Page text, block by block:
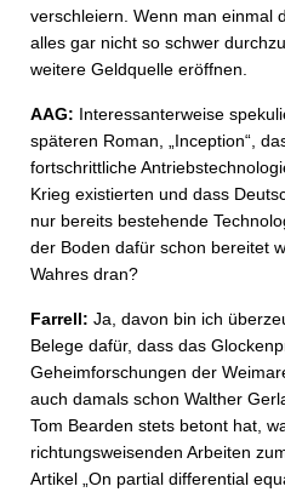
verschleiern. Wenn man einmal
alles gar nicht so schwer
weitere Geldquelle eröffnen.
AAG: Interessanterweise
späteren Roman, „Inception“,
fortschrittliche
Krieg existierten und dass
nur bereits bestehende
der Boden dafür schon bereitet
Wahres dran?
Farrell: Ja, davon bin ich
Belege dafür, dass das
Geheimforschungen der
auch damals schon Walther
Tom Bearden stets betont hat,
richtungsweisenden Arbeiten
Artikel „On partial differential